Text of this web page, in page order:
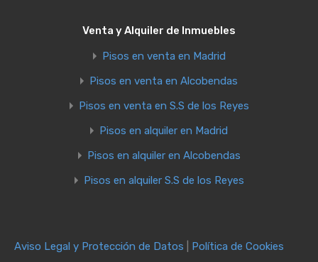
Venta y Alquiler de Inmuebles
Pisos en venta en Madrid
Pisos en venta en Alcobendas
Pisos en venta en S.S de los Reyes
Pisos en alquiler en Madrid
Pisos en alquiler en Alcobendas
Pisos en alquiler S.S de los Reyes
Aviso Legal y Protección de Datos Política de Cookies